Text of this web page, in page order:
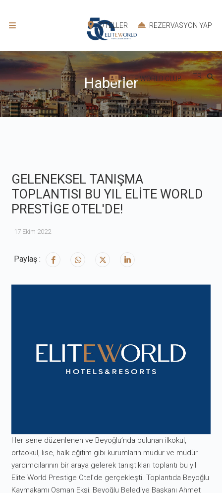
OTELLER REZERVASYON YAP
ELITE WORLD CLUB TR
Haberler
GELENEKSEL TANIŞMA
TOPLANTISI BU YIL ELİTE WORLD
PRESTİGE OTEL'DE!
17 Ekim 2022
Paylaş :
Her sene düzenlenen ve Beyoğlu’nda bulunan ilkokul,
ortaokul, lise, halk eğitim gibi kurumların müdür ve müdür
yardımcılarının bir araya gelerek tanıştıkları toplantı bu yıl
Elite World Prestige Otel’de gerçekleşti. Toplantıda Beyoğlu
Kaymakamı Osman Ekşi, Beyoğlu Belediye Başkanı Ahmet